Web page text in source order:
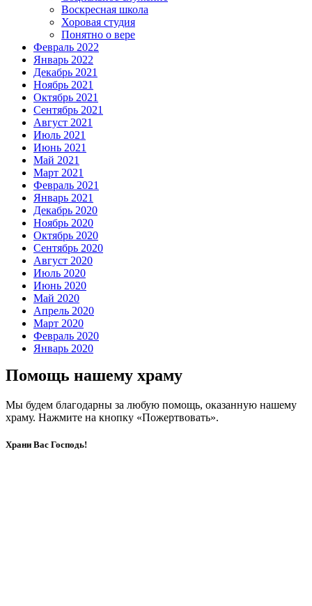
Воскресная школа
Хоровая студия
Понятно о вере
Февраль 2022
Январь 2022
Декабрь 2021
Ноябрь 2021
Октябрь 2021
Сентябрь 2021
Август 2021
Июль 2021
Июнь 2021
Май 2021
Март 2021
Февраль 2021
Январь 2021
Декабрь 2020
Ноябрь 2020
Октябрь 2020
Сентябрь 2020
Август 2020
Июль 2020
Июнь 2020
Май 2020
Апрель 2020
Март 2020
Февраль 2020
Январь 2020
Помощь нашему храму
Мы будем благодарны за любую помощь, оказанную нашему
храму. Нажмите на кнопку «Пожертвовать».
Храни Вас Господь!